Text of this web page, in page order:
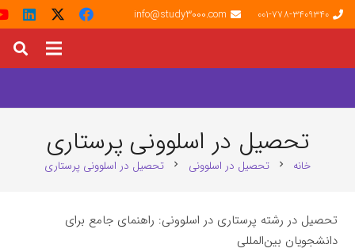
001-778-3409340
info@study3000.com
تحصیل در اسلوونی پرستاری
خانه chevron_right تحصیل در اسلوونی chevron_right تحصیل در اسلوونی پرستاری
تحصیل در رشته پرستاری در اسلوونی: راهنمای جامع برای
دانشجویان بین‌المللی